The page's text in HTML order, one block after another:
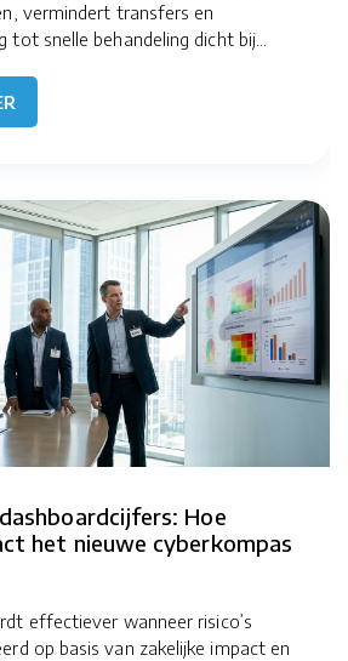
vermindert transfers en
snelle behandeling dicht bij...
Hoe
het nieuwe cyberkompas
effectiever wanneer risico’s
op basis van zakelijke impact en